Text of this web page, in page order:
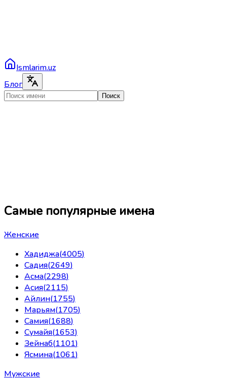
Ismlarim.uz
Блог
Поиск
Самые популярные имена
Женские
Хадиджа(4005)
Садия(2649)
Асма(2298)
Асия(2115)
Айлин(1755)
Марьям(1705)
Самия(1688)
Сумайя(1653)
Зейнаб(1101)
Ясмина(1061)
Мужские